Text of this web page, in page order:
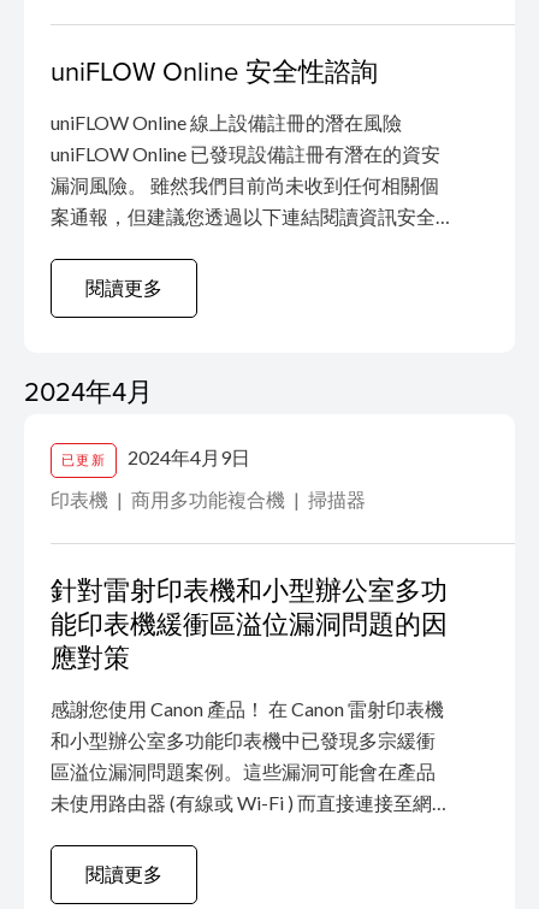
處理及收取...
uniFLOW Online 安全性諮詢
uniFLOW Online 線上設備註冊的潛在風險
uniFLOW Online 已發現設備註冊有潛在的資安
漏洞風險。 雖然我們目前尚未收到任何相關個
案通報，但建議您透過以下連結閱讀資訊安全
詳細資料，敬請瀏覽： Security Advisory:
Device registration susceptible to compromise
閱讀更多
2024年4月
已更新
2024年4月9日
印表機
商用多功能複合機 掃描器
針對雷射印表機和小型辦公室多功
能印表機緩衝區溢位漏洞問題的因
應對策
感謝您使用 Canon 產品！ 在 Canon 雷射印表機
和小型辦公室多功能印表機中已發現多宗緩衝
區溢位漏洞問題案例。這些漏洞可能會在產品
未使用路由器 (有線或 Wi-Fi ) 而直接連接至網
過網際網路執行任意程式碼和/或對產品進行阻
斷服務 (DoS) 攻擊。 緩衝區溢位 CVE-2023-
閱讀更多